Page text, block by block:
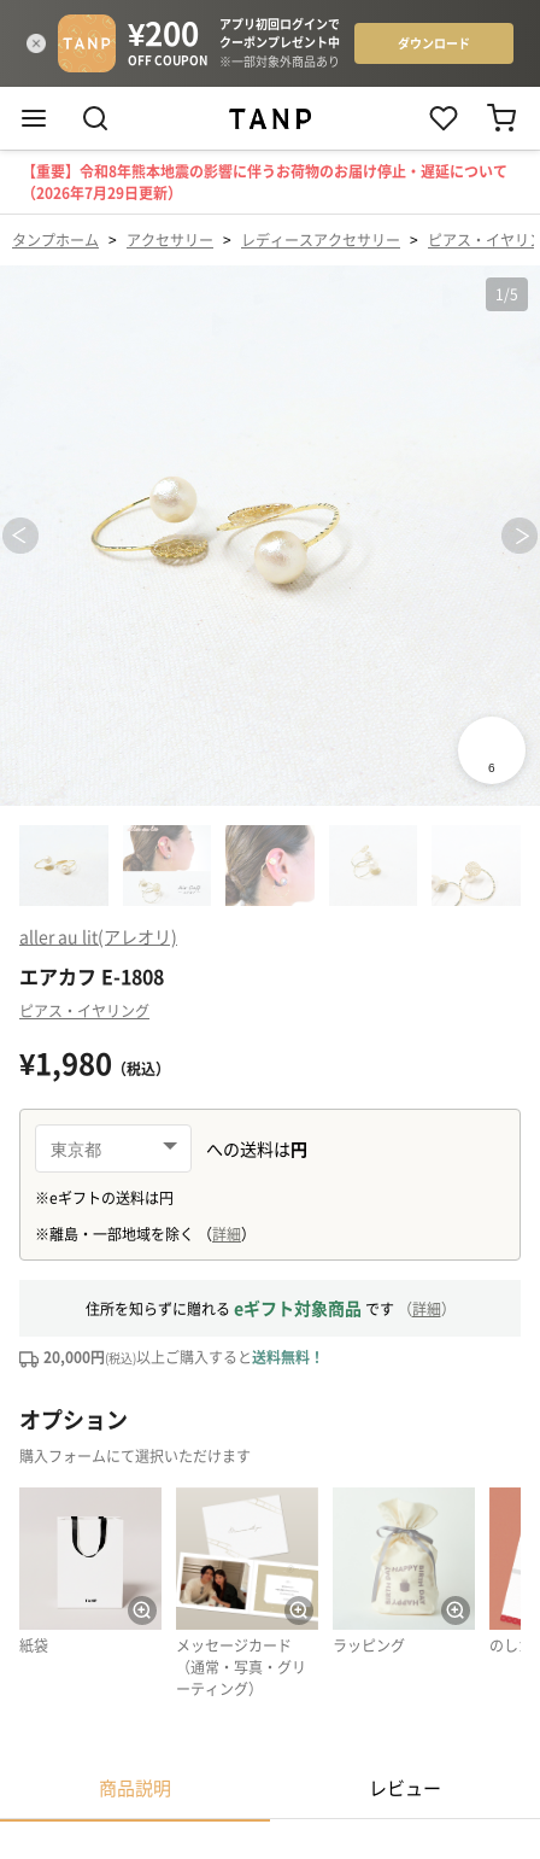
【重要】令和8年熊本地震の影響に伴うお荷物のお届け停止・遅延について
（2026年7月29日更新）
タンプホーム > アクセサリー > レディースアクセサリー > ピアス・イヤリ
1 /5
aller au lit(アレオリ)
エアカフ E-1808
ピアス・イヤリング
¥1,980 （税込）
住所を知らずに贈れる eギフト対象商品 です （詳細）
20,000円(税込)以上ご購入すると送料無料！
オプション
購入フォームにて選択いただけます
紙袋
メッセージカード
（通常・写真・グリ
ーティング）
ラッピング のしカ
商品説明 レビュー